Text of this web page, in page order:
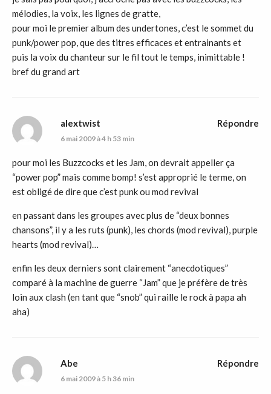
mélodies, la voix, les lignes de gratte,
pour moi le premier album des undertones, c’est le sommet du
punk/power pop, que des titres efficaces et entrainants et
puis la voix du chanteur sur le fil tout le temps, inimittable !
bref du grand art
alextwist
6 mai 2009 à 4 h 53 min
pour moi les Buzzcocks et les Jam, on devrait appeller ça
“power pop” mais comme bomp! s’est approprié le terme, on
est obligé de dire que c’est punk ou mod revival
en passant dans les groupes avec plus de “deux bonnes
chansons”, il y a les ruts (punk), les chords (mod revival), purple
hearts (mod revival)…
enfin les deux derniers sont clairement “anecdotiques”
comparé à la machine de guerre “Jam” que je préfère de très
loin aux clash (en tant que “snob” qui raille le rock à papa ah
aha)
Répondre
Abe
6 mai 2009 à 5 h 36 min
Répondre